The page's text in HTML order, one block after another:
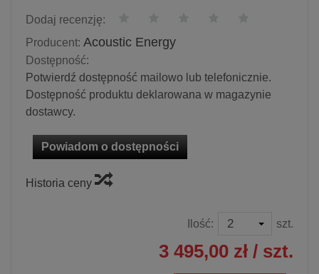
Dodaj recenzję:
Producent: Acoustic Energy
Dostępność:
Potwierdź dostępność mailowo lub telefonicznie.
Dostępność produktu deklarowana w magazynie
dostawcy.
Powiadom o dostępności
Historia ceny
Ilość: szt.
3 495,00 zł / szt.